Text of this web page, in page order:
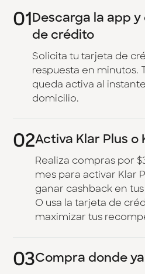
01 Descarga la app
de crédito
Solicita tu tarjeta de
respuesta en minutos.
queda activa al
domicilio.
02Activa Klar Plus o
Realiza compras por
mes para activar Klar
ganar cashback en
O usa la tarjeta de
maximizar tus
03Compra donde